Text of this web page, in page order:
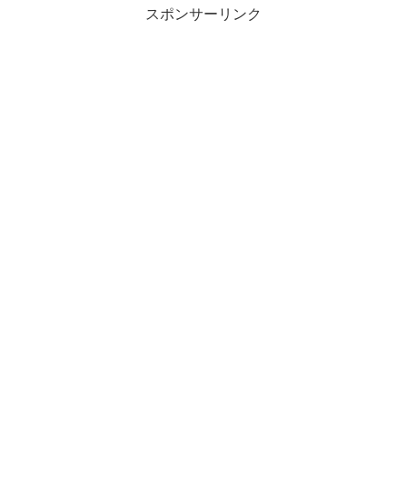
スポンサーリンク